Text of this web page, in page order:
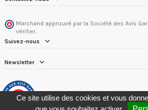
Marchand approuvé par la Société des Avis
vérifier.
Suivez-nous
Newsletter
Ce site utilise des cookies et vous
9.8/10
287 avis